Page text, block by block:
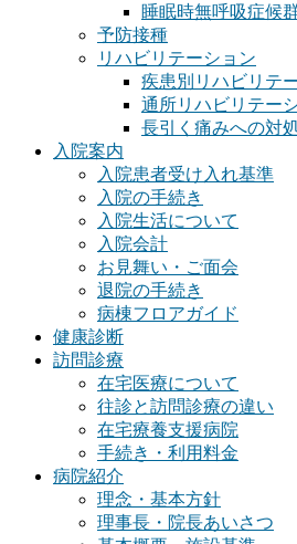
睡眠時無呼吸症候
予防接種
リハビリテーション
疾患別リハビリテ
通所リハビリテー
長引く痛みへの対
入院案内
入院患者受け入れ基準
入院の手続き
入院生活について
入院会計
お見舞い・ご面会
退院の手続き
病棟フロアガイド
健康診断
訪問診療
在宅医療について
往診と訪問診療の違い
在宅療養支援病院
手続き・利用料金
病院紹介
理念・基本方針
理事長・院長あいさつ